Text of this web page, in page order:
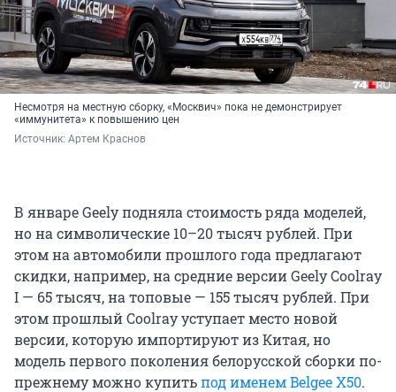
Несмотря на местную сборку, «Москвич» пока не демонстрирует
«иммунитета» к повышению цен
Источник: Артем Краснов
В январе Geely подняла стоимость ряда моделей,
но на символические 10–20 тысяч рублей. При
этом на автомобили прошлого года предлагают
скидки, например, на средние версии Geely Coolray
I — 65 тысяч, на топовые — 155 тысяч рублей. При
этом прошлый Coolray уступает место новой
версии, которую импортируют из Китая, но
модель первого поколения белорусской сборки по-
прежнему можно купитьпод именем Belgee X50.